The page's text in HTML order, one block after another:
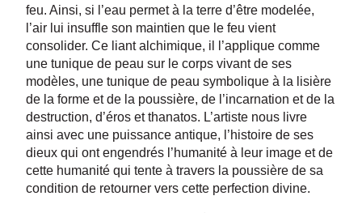
feu. Ainsi, si l’eau permet à la terre d’être modelée,
l’air lui insuffle son maintien que le feu vient
consolider. Ce liant alchimique, il l’applique comme
une tunique de peau sur le corps vivant de ses
modèles, une tunique de peau symbolique à la lisière
de la forme et de la poussière, de l’incarnation et de la
destruction, d’éros et thanatos. L’artiste nous livre
ainsi avec une puissance antique, l’histoire de ses
dieux qui ont engendrés l’humanité à leur image et de
cette humanité qui tente à travers la poussière de sa
condition de retourner vers cette perfection divine.